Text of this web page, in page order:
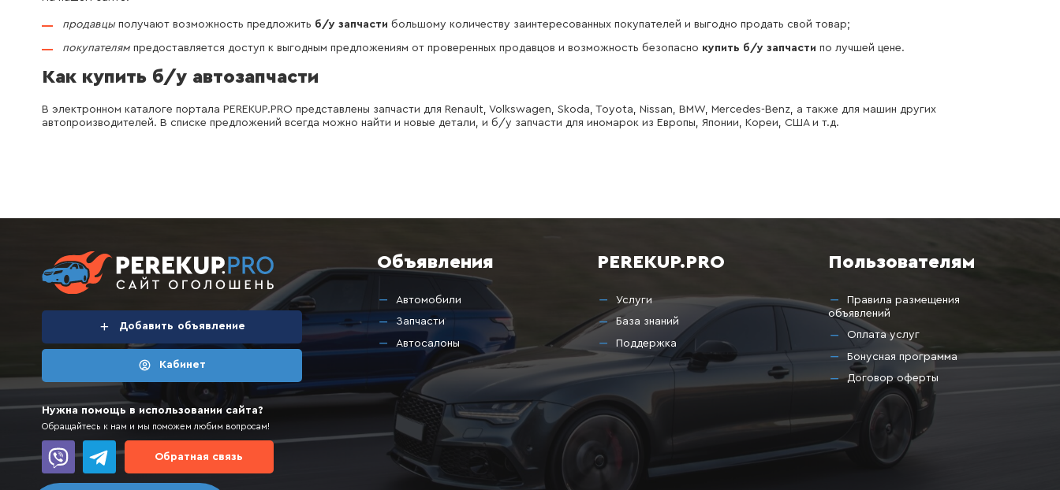
продавцыполучают возможность предложить б/у запчасти большому количеству заинтересованных покупателей и выгодно продать свой товар;
покупателямпредоставляется доступ к выгодным предложениям от проверенных продавцов и возможность безопасно купить б/у запчасти по лучшей цене.
Как купить б/у автозапчасти
В электронном каталоге портала PEREKUP.PRO представлены запчасти для Renault, Volkswagen, Skoda, Toyota, Nissan, BMW, Mercedes-Benz, а также для машин других
автопроизводителей. В списке предложений всегда можно найти и новые детали, и б/у запчасти для иномарок из Европы, Японии, Кореи, США и т.д.
Добавить объявление
Кабинет
Нужна помощь в использовании сайта?
Обращайтесь к нам и мы поможем любим вопросам!
Обратная связь
Объявления
Автомобили
Запчасти
Автосалоны
PEREKUP.PRO
Услуги
База знаний
Поддержка
Пользователям
Правила размещения
объявлений
Оплата услуг
Бонусная программа
Договор оферты